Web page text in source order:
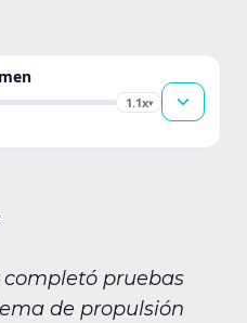
1.1x▾
pruebas
de propulsión